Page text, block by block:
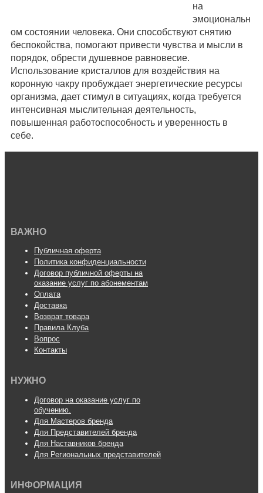
на
эмоциональн
ом состоянии человека. Они способствуют снятию
беспокойства, помогают привести чувства и мысли в
порядок, обрести душевное равновесие.
Использование кристаллов для воздействия на
коронную чакру пробуждает энергетические ресурсы
организма, дает стимул в ситуациях, когда требуется
интенсивная мыслительная деятельность,
повышенная работоспособность и уверенность в
себе.
ВАЖНО
Публичная оферта
Политика конфиденциальности
Договор публичной оферты на
оказание услуг по абонементам
Оплата
Доставка
Возврат товара
Правила Клуба
Вопрос
Контакты
НУЖНО
Договор на оказание услуг по
обучению.
Для Мастеров бренда
Для Представителей бренда
Для Наставников бренда
Для Региональных представителей
ИНФОРМАЦИЯ